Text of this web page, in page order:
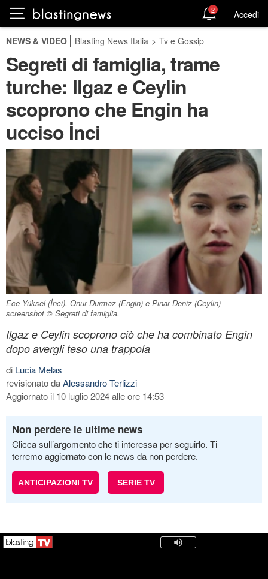
2 Accedi
NEWS & VIDEO Blasting News Italia > Tv e Gossip
Segreti di famiglia, trame
turche: Ilgaz e Ceylin
scoprono che Engin ha
ucciso İnci
Ece Yüksel (İnci), Onur Durmaz (Engin) e Pınar Deniz (Ceylin) -
screenshot © Segreti di famiglia.
Ilgaz e Ceylin scoprono ciò che ha combinato Engin
dopo avergli teso una trappola
di Lucia Melas
revisionato daAlessandro Terlizzi
Aggiornato il 10 luglio 2024 alle ore 14:53
Non perdere le ultime news
Clicca sull’argomento che ti interessa per seguirlo. Ti
terremo aggiornato con le news da non perdere.
ANTICIPAZIONI TV SERIE TV